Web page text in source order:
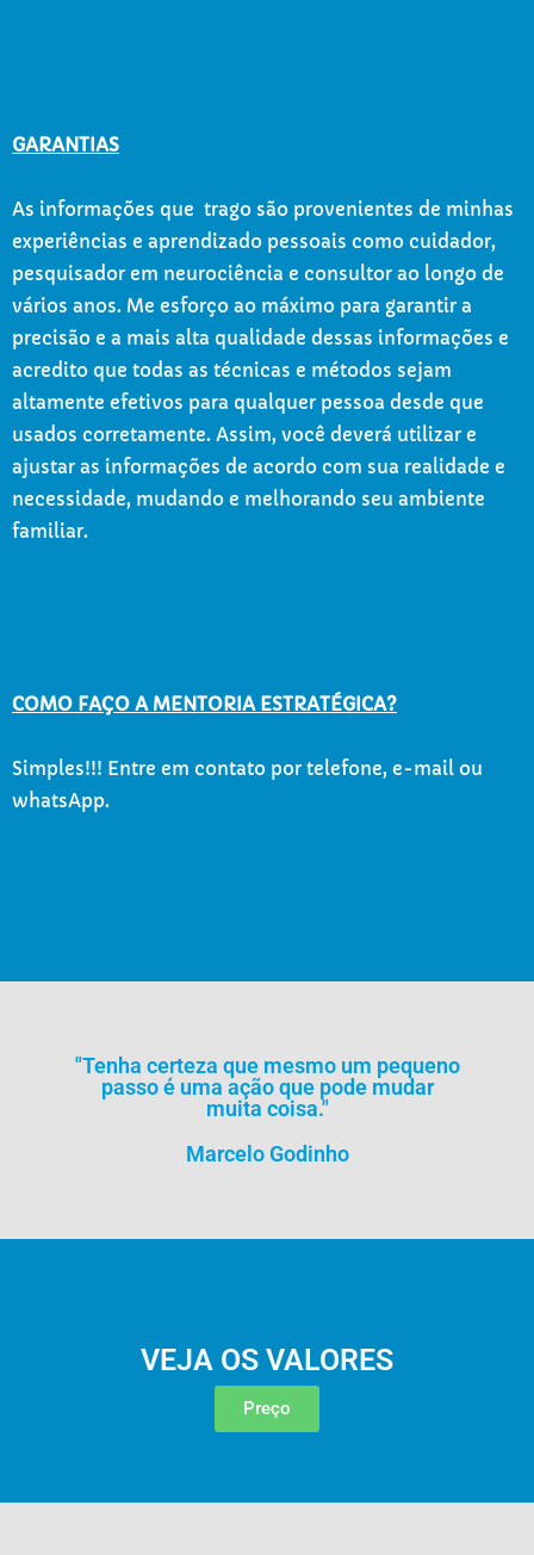
GARANTIAS
As informações que trago são provenientes de minhas
experiências e aprendizado pessoais como cuidador,
pesquisador em neurociência e consultor ao longo de
vários anos. Me esforço ao máximo para garantir a
precisão e a mais alta qualidade dessas informações e
acredito que todas as técnicas e métodos sejam
altamente efetivos para qualquer pessoa desde que
usados corretamente. Assim, você deverá utilizar e
ajustar as informações de acordo com sua realidade e
necessidade, mudando e melhorando seu ambiente
familiar.
COMO FAÇO A MENTORIA ESTRATÉGICA?
Simples!!! Entre em contato por telefone, e-mail ou
whatsApp.
"Tenha certeza que mesmo um pequeno
passo é uma ação que pode mudar
muita coisa."
Marcelo Godinho
VEJA OS VALORES
Preço